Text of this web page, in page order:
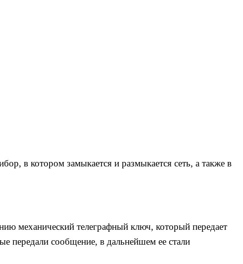
в котором замыкается и размыкается сеть, а также в
механический телеграфный ключ, который передает
передали сообщение, в дальнейшем ее стали